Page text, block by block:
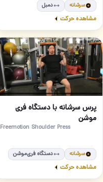
سرشانه دمبل
مشاهده حرکت
پرس سرشانه با دستگاه فری
موشن
Freemotion Shoulder Press
سرشانه دستگاه فری‌موشن
مشاهده حرکت